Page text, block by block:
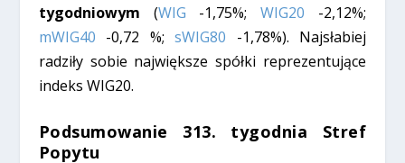
tygodniowym (WIG -1,75%;WIG20 -2,12%;
mWIG40 -0,72 %;sWIG80 -1,78%). Najsłabiej
radziły sobie największe spółki reprezentujące
indeks WIG20.
Podsumowanie 313. tygodnia Stref
Popytu